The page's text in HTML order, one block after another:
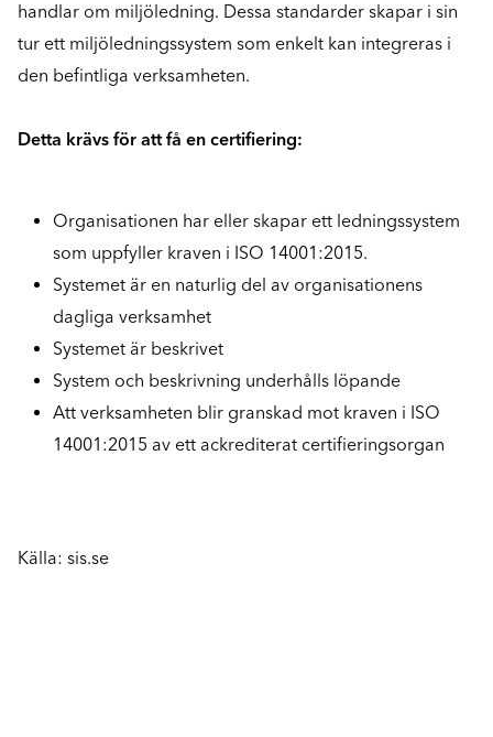
handlar om miljöledning. Dessa standarder skapar i sin
tur ett miljöledningssystem som enkelt kan integreras i
den befintliga verksamheten.
Detta krävs för att få en certifiering:
Organisationen har eller skapar ett ledningssystem
som uppfyller kraven i ISO 14001:2015.
Systemet är en naturlig del av organisationens
dagliga verksamhet
Systemet är beskrivet
System och beskrivning underhålls löpande
Att verksamheten blir granskad mot kraven i ISO
14001:2015 av ett ackrediterat certifieringsorgan
Källa: sis.se